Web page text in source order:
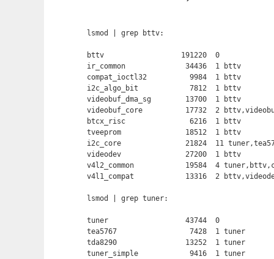
lsmod | grep bttv:
bttv                  191220  0
ir_common              34436  1 bttv
compat_ioctl32          9984  1 bttv
i2c_algo_bit            7812  1 bttv
videobuf_dma_sg        13700  1 bttv
videobuf_core          17732  2
btcx_risc               6216  1 bttv
tveeprom               18512  1 bttv
i2c_core               21824  11
videodev               27200  1 bttv
v4l2_common            19584  4
v4l1_compat            13316  2
lsmod | grep tuner:
tuner                  43744  0
tea5767                 7428  1 tuner
tda8290                13252  1 tuner
tuner_simple            9416  1 tuner